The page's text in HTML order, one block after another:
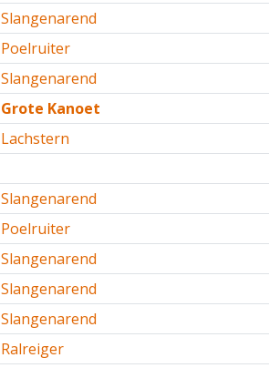
Slangenarend
Poelruiter
Slangenarend
Grote Kanoet
Lachstern
Slangenarend
Poelruiter
Slangenarend
Slangenarend
Slangenarend
Ralreiger